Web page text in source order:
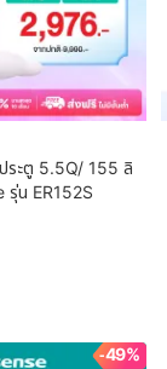
ระตู 5.5Q/ 155 ลิ
รุ่น ER152S
-49%